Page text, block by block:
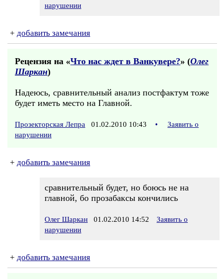
нарушении
+ добавить замечания
Рецензия на «Что нас ждет в Ванкувере?» (Олег
Шаркан)
Надеюсь, сравнительный анализ постфактум тоже
будет иметь место на Главной.
Прозекторская Лепра 01.02.2010 10:43 •
Заявить о
нарушении
+ добавить замечания
сравнительный будет, но боюсь не на
главной, бо прозабаксы кончились
Олег Шаркан 01.02.2010 14:52
Заявить о
нарушении
+ добавить замечания